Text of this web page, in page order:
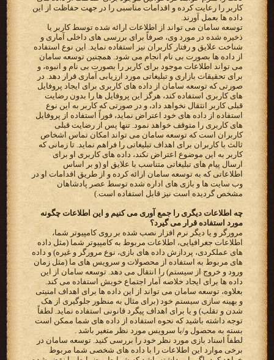
کاربر را رعایت کرده و اقدامات مناسبی را در جهت حفاظت از این
داده ها بعمل آورند.
توسعه سامان می تواند از اطلاعات ارائه شده توسط کاربر یا
ذخیره شده در مورد وی، صرفاً برای بررسی های داخلی آماری و
شناخت علایق و رفتار کاربران نیز استفاده نماید. این نوع استفاده
از داده ها بصورت بی نام انجام می شود. همچنین توسعه سامان
می تواند اطلاعات موجود برای کاربر را بصورت بی نام و انبوه، و
برای تحقیقات بازاری و تبلیغاتی مورد ارزیابی آماری قرار دهد. در
صورتی که توسعه سامان از داده های کاربری برای ایجاد پروفایل
های کاربری استفاده کند، هرگز این پروفایل ها را بدون رضایت
قبلی کاربر انتقال نخواهد داد، و در صورتی که کاربر به این نوع
استفاده از داده های خود اعتراض نماید، فوراً استفاده از پروفایل
های کاربری را متوقف خواهد نمود. تنها پس از رضایت قبلی
کاربران است که توسعه سامان می تواند امکان تماس اشخاص
ثالث با کاربران برای اهداف تبلیغاتی را فراهم نماید. تا زمانی که
کاربر به این موضوع اعتراض نکند، داده های کاربری او برای
ارسال پیام های تبلیغاتی متناسب با علایق او (و بر اساس
اطلاعاتی که به توسعه سامان ارائه کرده و از طریق اقدامات او در
وب سایت ها و بازی های اداره شده توسط عصر پادشاهان
مشخص گردیده است نیز قابل استفاده است.)
چه اطلاعات دیگری را جمع آوری می کنیم و این اطلاعات چگونه
مورد استفاده قرار می گیرد؟
مرورگر و یا دیگر نرم افزار نصب شده بر روی کامپیوتر شما،
اطلاعات جغرافیایی، اطلاعات مربوط به کامپیوتر شما (مثل داده
های عملکردی، پردازش داده های بازی، نوع مرورگر و غیره) و داده
های مربوط به استفاده از محصولات و سرویس های ما (مثل زمان
ورود و خروج از سیستم) را انتقال می دهد. توسعه سامان از این
داده ها برای ایجاد خلاصه آمار اجتماع خویش استفاده می کند.
بعلاوه، توسعه سامان می تواند از این داده ها برای اهداف امنیتی
و بهینه سازی سیستم خود (برای مثال به منظور جلوگیری از هک
شدن و تقلب) و یا برای اهداف پیگرد قانونی استفاده نماید. لطفاً
توجه داشته باشید که نحوه استفاده از داده های شما ممکن است
بسته به محصول و/یا سرویس مورد نظر متغیر باشد .
لطفاً اسناد بازی مورد نظر خود را بررسی کنید. توسعه سامان در
برخی موارد این اطلاعات را با داده های شخصی شما مربوط